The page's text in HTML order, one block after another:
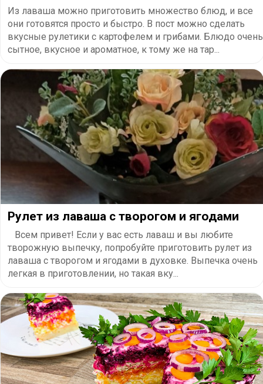
Из лаваша можно приготовить множество блюд, и все
они готовятся просто и быстро. В пост можно сделать
вкусные рулетики с картофелем и грибами. Блюдо очень
сытное, вкусное и ароматное, к тому же на тар...
Рулет из лаваша с творогом и ягодами
Всем привет! Если у вас есть лаваш и вы любите
творожную выпечку, попробуйте приготовить рулет из
лаваша с творогом и ягодами в духовке. Выпечка очень
легкая в приготовлении, но такая вку...